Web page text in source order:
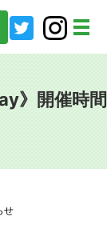
メ
》開催時間
せ